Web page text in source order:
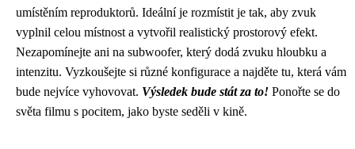
umístěním reproduktorů. Ideální je rozmístit je tak, aby zvuk
vyplnil celou místnost a vytvořil realistický prostorový efekt.
Nezapomínejte ani na subwoofer, který dodá zvuku hloubku a
intenzitu. Vyzkoušejte si různé konfigurace a najděte tu, která vám
bude nejvíce vyhovovat. Výsledek bude stát za to! Ponořte se do
světa filmu s pocitem, jako byste seděli v kině.